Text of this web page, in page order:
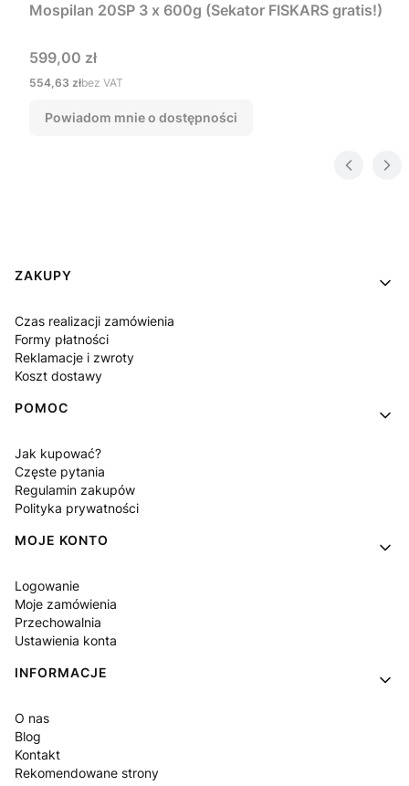
Mospilan 20SP 3 x 600g (Sekator FISKARS gratis!)
Cena
599,00 zł
Cena
554,63 złbez VAT
Powiadom mnie o dostępności
Linki w stopce
ZAKUPY
Czas realizacji zamówienia
Formy płatności
Reklamacje i zwroty
Koszt dostawy
POMOC
Jak kupować?
Częste pytania
Regulamin zakupów
Polityka prywatności
MOJE KONTO
Logowanie
Moje zamówienia
Przechowalnia
Ustawienia konta
INFORMACJE
O nas
Blog
Kontakt
Rekomendowane strony